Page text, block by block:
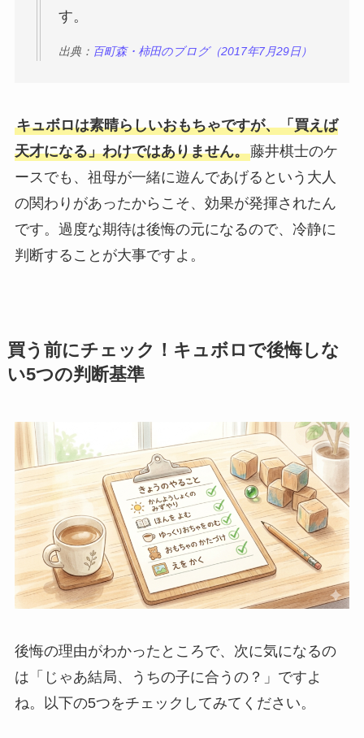
す。
出典： 百町森・柿田のブログ（2017年7月29日）
キュボロは素晴らしいおもちゃですが、「買えば
天才になる」わけではありません。藤井棋士のケ
ースでも、祖母が一緒に遊んであげるという大人
の関わりがあったからこそ、効果が発揮されたん
です。過度な期待は後悔の元になるので、冷静に
判断することが大事ですよ。
買う前にチェック！キュボロで後悔しな
い5つの判断基準
後悔の理由がわかったところで、次に気になるの
は「じゃあ結局、うちの子に合うの？」ですよ
ね。以下の5つをチェックしてみてください。